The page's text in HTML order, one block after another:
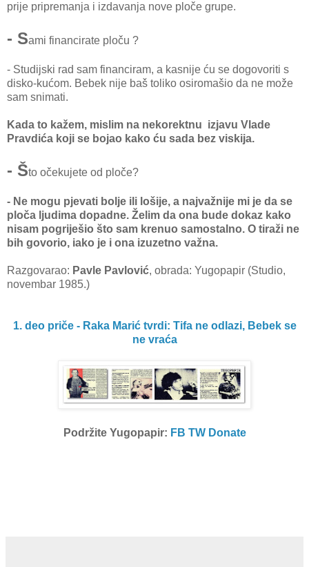
prije pripremanja i izdavanja nove ploče grupe.
- Sami financirate ploču ?
- Studijski rad sam financiram, a kasnije ću se dogovoriti s
disko-kućom. Bebek nije baš toliko osiromašio da ne može
sam snimati.
Kada to kažem, mislim na nekorektnu izjavu Vlade
Pravdića koji se bojao kako ću sada bez viskija.
- Što očekujete od ploče?
- Ne mogu pjevati bolje ili lošije, a najvažnije mi je da se
ploča ljudima dopadne. Želim da ona bude dokaz kako
nisam pogriješio što sam krenuo samostalno. O tiraži ne
bih govorio, iako je i ona izuzetno važna.
Razgovarao: Pavle Pavlović, obrada: Yugopapir (Studio,
novembar 1985.)
1. deo priče - Raka Marić tvrdi: Tifa ne odlazi, Bebek se
ne vraća
Podržite Yugopapir: FB TW Donate